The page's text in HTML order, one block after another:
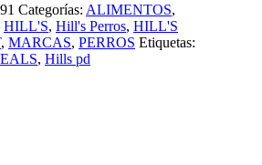
Categorías: ALIMENTOS,
HILL'S, Hill's Perros, HILL'S
, MARCAS, PERROS Etiquetas:
, Hills pd